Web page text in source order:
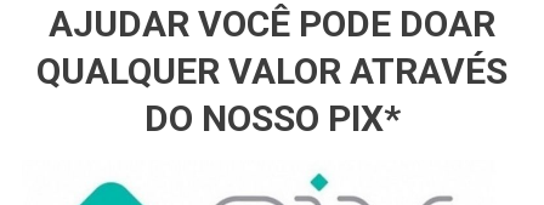
AJUDAR VOCÊ PODE DOAR
QUALQUER VALOR ATRAVÉS
DO NOSSO PIX*